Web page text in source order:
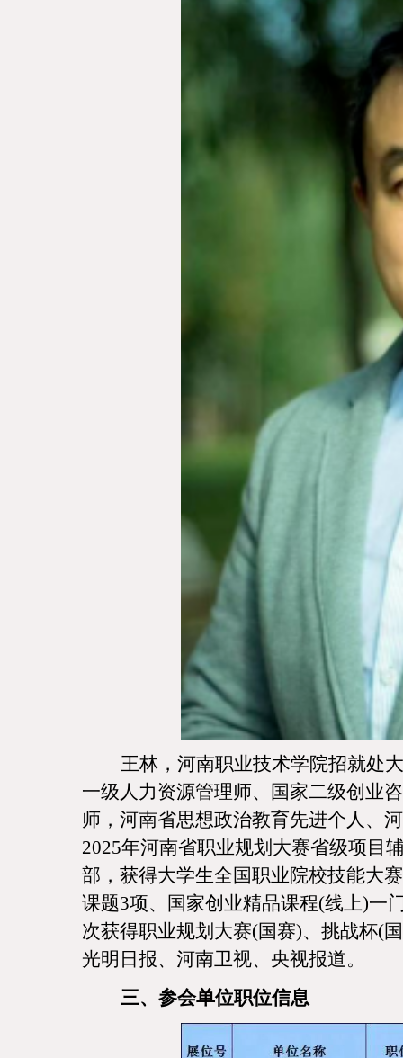
王林，河南职业技术学院招就处
一级人力资源管理师、国家二级创业
师，河南省思想政治教育先进个人、
2025年河南省职业规划大赛省级项目
部，获得大学生全国职业院校技能大
课题3项、国家创业精品课程(线上)一
次获得职业规划大赛(国赛)、挑战杯(
光明日报、河南卫视、央视报道。
三、参会单位职位信息